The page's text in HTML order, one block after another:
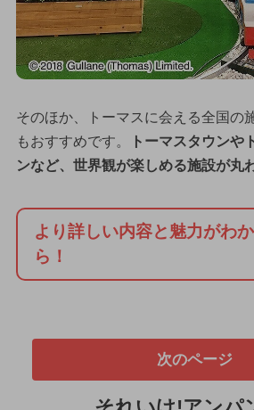
そのほか、トーマスに会える全国の
もおすすめです。
トーマスタウンや
ンなど、世界観が楽しめる施設が丸
より詳しい内容と魅力がわ
ら！
次のページ